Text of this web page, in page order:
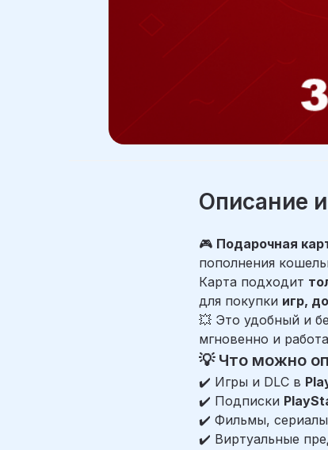
Описание
🎮 Подарочная
пополнения
Карта подходит
для покупки игр,
💥 Это удобный и
мгновенно и
💡 Что можно
✔️ Игры и DLC в
✔️ Подписки
✔️ Фильмы,
✔️ Виртуальные